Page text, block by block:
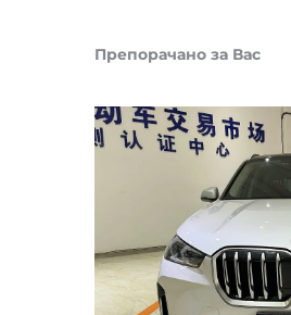
Препорачано за Вас